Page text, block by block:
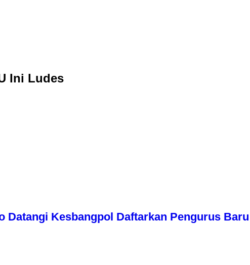
Ini Ludes
Datangi Kesbangpol Daftarkan Pengurus Baru